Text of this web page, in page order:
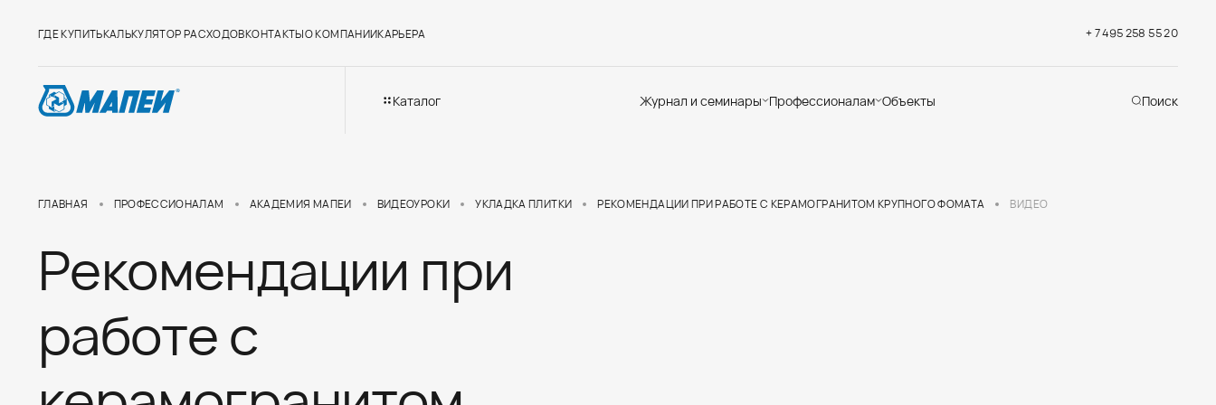
ГДЕ КУПИТЬКАЛЬКУЛЯТОР РАСХОДОВКОНТАКТЫО КОМПАНИИКАРЬЕРА + 7 495 258 55 20
Каталог Журнал и семинары
Мир Мапеи
Профессионалам
Отраслевые решения
Объекты Поиск
ГЛАВНАЯ ПРОФЕССИОНАЛАМ АКАДЕМИЯ МАПЕИ ВИДЕОУРОКИ УКЛАДКА ПЛИТКИ РЕКОМЕНДАЦИИ ПРИ РАБОТЕ С КЕРАМОГРАНИТОМ КРУПНОГО ФОМАТА ВИДЕО
Рекомендации при
работе с